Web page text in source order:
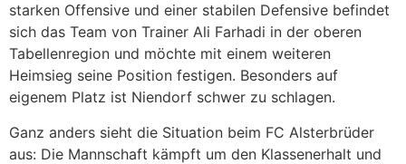
starken Offensive und einer stabilen Defensive befindet
sich das Team von Trainer Ali Farhadi in der oberen
Tabellenregion und möchte mit einem weiteren
Heimsieg seine Position festigen. Besonders auf
eigenem Platz ist Niendorf schwer zu schlagen.
Ganz anders sieht die Situation beim FC Alsterbrüder
aus: Die Mannschaft kämpft um den Klassenerhalt und